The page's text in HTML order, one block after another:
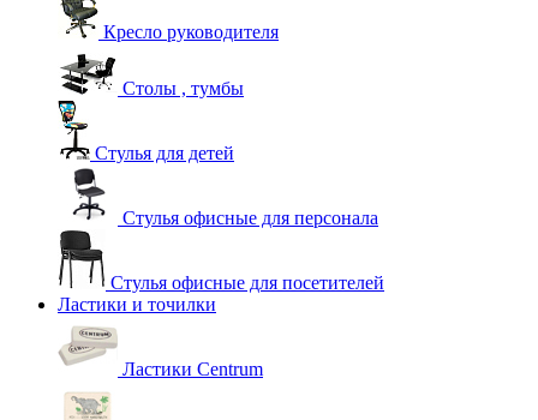
Кресло руководителя
Столы , тумбы
Стулья для детей
Стулья офисные для персонала
Стулья офисные для посетителей
Ластики и точилки
Ластики Centrum